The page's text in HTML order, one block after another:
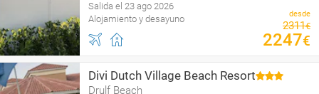
Salida el 23 ago 2026
Alojamiento y desayuno
desde
2311€
2247€
Divi Dutch Village Beach Resort
Drulf Beach